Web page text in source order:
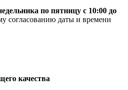
по пятницу с 10:00 до
согласованию даты и времени
качества